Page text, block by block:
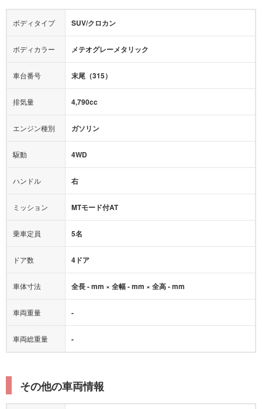
エアロパーツ
ローダウン
カーナビ：HDDナビ
CD ミュージックサーバー
ミュージックプレイヤー接続可
後席モニター
カメラ：サイド
バック
エアバッグ：
ダブルエアバッグ
衝撃緩和ヘッドレスト
サポカー
アダプティブクルーズコントロール
ヒルディセントコントロール
オートマチックハイビーム
ボディタイプ SUV/クロカン
ボディカラー メテオグレーメタリック
車台番号 末尾（315）
排気量 4,790cc
エンジン種別 ガソリン
駆動 4WD
ハンドル 右
ミッション MTモード付AT
乗車定員 5名
ドア数 4ドア
車体寸法 全長 - mm × 全幅 - mm × 全高 - mm
車両重量 -
車両総重量 -
その他の車両情報